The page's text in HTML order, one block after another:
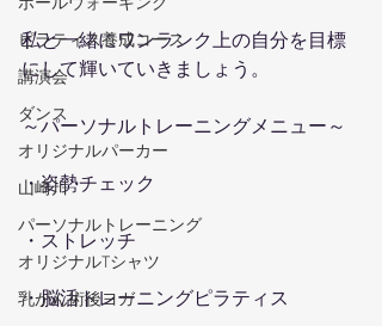
ポールウォーキング
ピラティス養成コース
講演会
ダンス
オリジナルパーカー
山崎川
パーソナルトレーニング
オリジナルTシャツ
乳がん術後ヨガ
私と一緒にワンランク上の自分を目標
にして輝いていきましょう。
～パーソナルトレーニングメニュー～
・姿勢チェック
・ストレッチ
・脳活トレーニングピラティス